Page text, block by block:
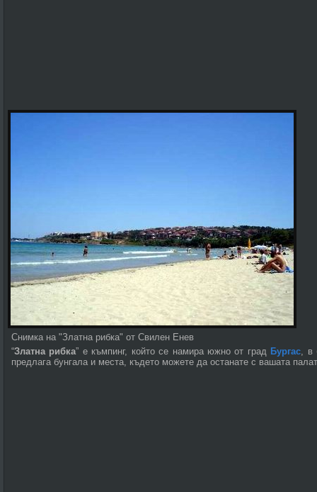
Снимка на "Златна рибка" от Свилен Енев
“Златна рибка” е къмпинг, който се намира южно от град Бургас, в
предлага бунгала и места, където можете да останате с вашата